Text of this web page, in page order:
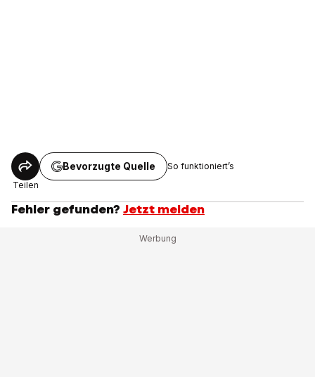
Teilen
Bevorzugte Quelle So funktioniert’s
Fehler gefunden? Jetzt melden